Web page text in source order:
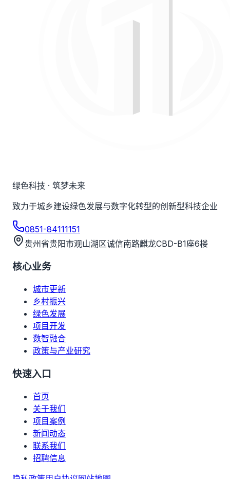
绿色科技 · 筑梦未来
致力于城乡建设绿色发展与数字化转型的创新型科技企业
0851-84111151
贵州省贵阳市观山湖区诚信南路麒龙CBD-B1座6楼
核心业务
城市更新
乡村振兴
绿色发展
项目开发
数智融合
政策与产业研究
快速入口
首页
关于我们
项目案例
新闻动态
联系我们
招聘信息